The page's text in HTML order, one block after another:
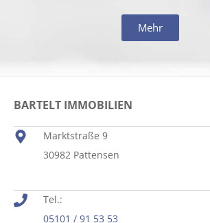
Mehr
BARTELT IMMOBILIEN
Marktstraße 9
30982 Pattensen
Tel.:
05101 / 91 53 53